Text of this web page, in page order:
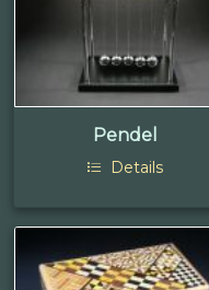
Pendel
Details